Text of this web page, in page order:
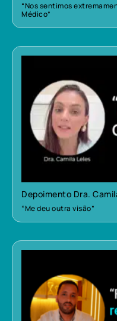
“Nos sentimos
Médico”
Depoimento Dra.
“Me deu outra visão”